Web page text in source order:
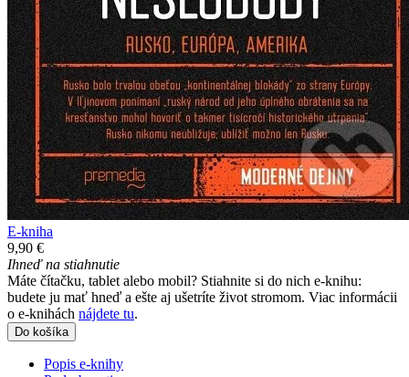
E-kniha
9,90 €
Ihneď na stiahnutie
Máte čítačku, tablet alebo mobil? Stiahnite si do nich e-knihu:
budete ju mať hneď a ešte aj ušetríte život stromom. Viac informácii
o e-knihách nájdete tu.
Do košíka
Popis e-knihy